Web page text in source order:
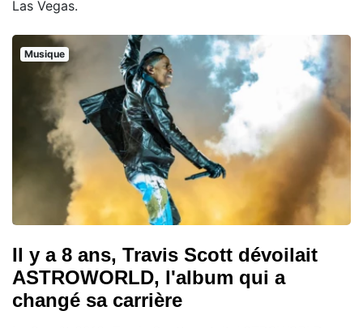
Las Vegas.
Musique
Il y a 8 ans, Travis Scott dévoilait
ASTROWORLD, l'album qui a
changé sa carrière